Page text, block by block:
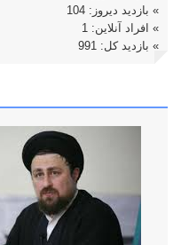
» بازدید دیروز: 104
» افراد آنلاین: 1
» بازدید کل: 991